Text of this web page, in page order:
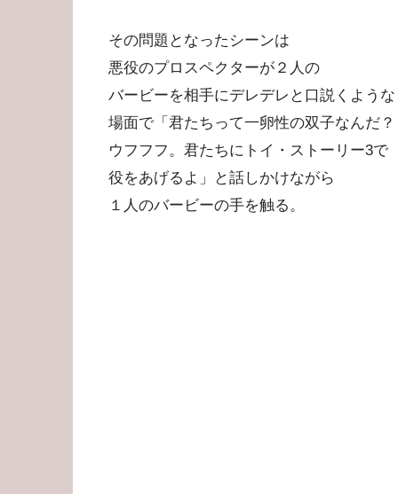
その問題となったシーンは
悪役のプロスペクターが２人の
バービーを相手にデレデレと口説くような
場面で「君たちって一卵性の双子なんだ？
ウフフフ。君たちにトイ・ストーリー3で
役をあげるよ」と話しかけながら
１人のバービーの手を触る。